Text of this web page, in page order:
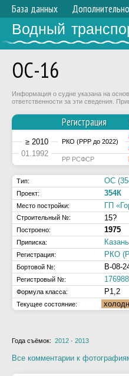
База данных Дополнительно
Водный
ОС-16
Информация о судне указана на
ответственности за эти сведения.
Регистрация
≥ 2010 РКО (РРР до 2022)
01.1992
РР РСФСР
Тип: ОС
Проект: 354К
Место постройки: ГП
Строительный №: 15?
Построено: 1975
Приписка: Казань
Регистрация: РКО
Бортовой №: В-08-
Регистровый №: 176988
Формула класса: Р1,2
Текущее состояние:
Года съёмок: 2012 · 2013
Все комментарии к